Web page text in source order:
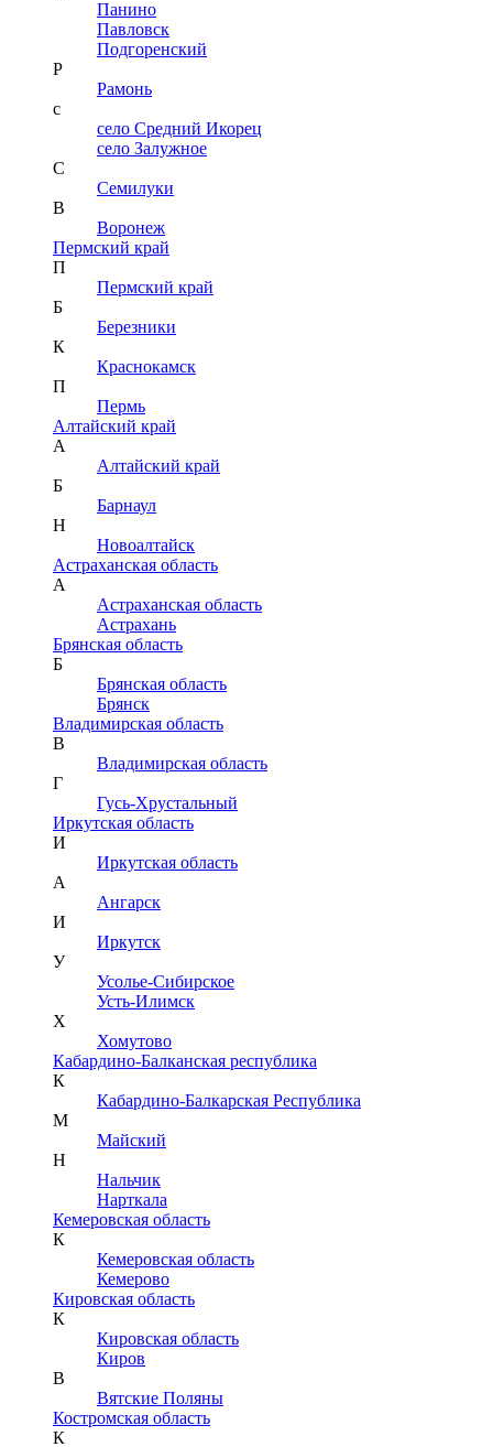
Панино
Павловск
Подгоренский
Р
Рамонь
с
село Средний Икорец
село Залужное
С
Семилуки
В
Воронеж
Пермский край
П
Пермский край
Б
Березники
К
Краснокамск
П
Пермь
Алтайский край
А
Алтайский край
Б
Барнаул
Н
Новоалтайск
Астраханская область
А
Астраханская область
Астрахань
Брянская область
Б
Брянская область
Брянск
Владимирская область
В
Владимирская область
Г
Гусь-Хрустальный
Иркутская область
И
Иркутская область
А
Ангарск
И
Иркутск
У
Усолье-Сибирское
Усть-Илимск
Х
Хомутово
Кабардино-Балканская республика
К
Кабардино-Балкарская Республика
М
Майский
Н
Нальчик
Нарткала
Кемеровская область
К
Кемеровская область
Кемерово
Кировская область
К
Кировская область
Киров
В
Вятские Поляны
Костромская область
К